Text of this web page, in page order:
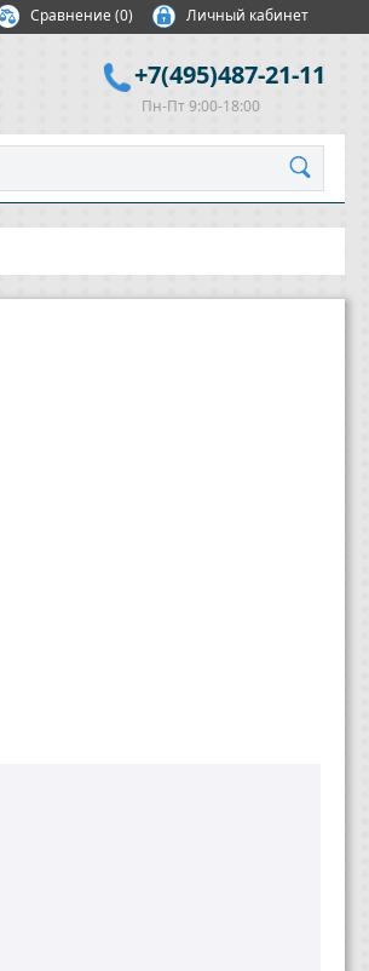
Сравнение(0) Личный кабинет
+7(495)487-21-11
Пн-Пт 9:00-18:00